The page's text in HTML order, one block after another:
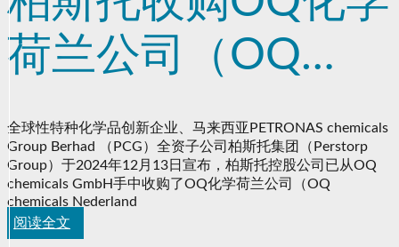
荷兰公司（OQ
Chemicals
Nederland B.V.)
全球性特种化学品创新企业、马来西亚PETRONAS chemicals
Group Berhad （PCG）全资子公司柏斯托集团（Perstorp
Group）于2024年12月13日宣布，柏斯托控股公司已从OQ
chemicals GmbH手中收购了OQ化学荷兰公司（OQ
chemicals Nederland
阅读全文